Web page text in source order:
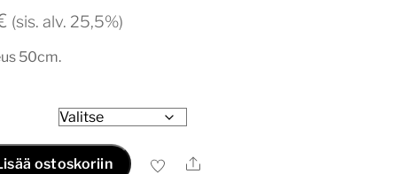
Hintaluokka:
-
(sis. alv. 25,5%)
50cm.
ostoskoriin Ale